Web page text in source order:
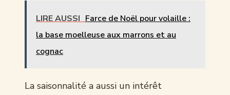
LIRE AUSSI Farce de Noël pour volaille :
la base moelleuse aux marrons et au
cognac
La saisonnalité a aussi un intérêt